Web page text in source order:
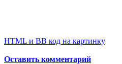
HTML и BB код на картинку
Оставить комментарий